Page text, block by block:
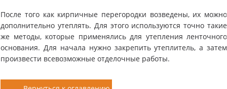
После того как кирпичные перегородки возведены, их можно
дополнительно утеплять. Для этого используются точно такие
же методы, которые применялись для утепления ленточного
основания. Для начала нужно закрепить утеплитель, а затем
произвести всевозможные отделочные работы.